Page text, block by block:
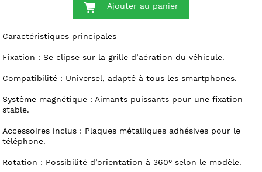
Ajouter au panier
Caractéristiques principales
Fixation : Se clipse sur la grille d’aération du véhicule.
Compatibilité : Universel, adapté à tous les smartphones.
Système magnétique : Aimants puissants pour une fixation
stable.
Accessoires inclus : Plaques métalliques adhésives pour le
téléphone.
Rotation : Possibilité d’orientation à 360° selon le modèle.